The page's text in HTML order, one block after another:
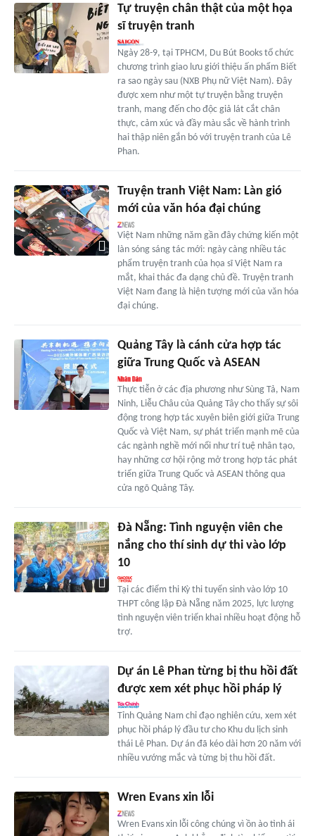
Tự truyện chân thật của một họa
sĩ truyện tranh
Ngày 28-9, tại TPHCM, Du Bút Books tổ chức
chương trình giao lưu giới thiệu ấn phẩm Biết
ra sao ngày sau (NXB Phụ nữ Việt Nam). Đây
được xem như một tự truyện bằng truyện
tranh, mang đến cho độc giả lát cắt chân
thực, cảm xúc và đầy màu sắc về hành trình
hai thập niên gắn bó với truyện tranh của Lê
Phan.
Truyện tranh Việt Nam: Làn gió
mới của văn hóa đại chúng
Việt Nam những năm gần đây chứng kiến một
làn sóng sáng tác mới: ngày càng nhiều tác
phẩm truyện tranh của họa sĩ Việt Nam ra
mắt, khai thác đa dạng chủ đề. Truyện tranh
Việt Nam đang là hiện tượng mới của văn hóa
đại chúng.
Quảng Tây là cánh cửa hợp tác
giữa Trung Quốc và ASEAN
Thực tiễn ở các địa phương như Sùng Tả, Nam
Ninh, Liễu Châu của Quảng Tây cho thấy sự sôi
động trong hợp tác xuyên biên giới giữa Trung
Quốc và Việt Nam, sự phát triển mạnh mẽ của
các ngành nghề mới nổi như trí tuệ nhân tạo,
hay những cơ hội rộng mở trong hợp tác phát
triển giữa Trung Quốc và ASEAN thông qua
cửa ngõ Quảng Tây.
Đà Nẵng: Tình nguyện viên che
nắng cho thí sinh dự thi vào lớp
10
Tại các điểm thi Kỳ thi tuyển sinh vào lớp 10
THPT công lập Đà Nẵng năm 2025, lực lượng
tình nguyện viên triển khai nhiều hoạt động hỗ
trợ.
Dự án Lê Phan từng bị thu hồi đất
được xem xét phục hồi pháp lý
Tỉnh Quảng Nam chỉ đạo nghiên cứu, xem xét
phục hồi pháp lý đầu tư cho Khu du lịch sinh
thái Lê Phan. Dự án đã kéo dài hơn 20 năm với
nhiều vướng mắc và từng bị thu hồi đất.
Wren Evans xin lỗi
Wren Evans xin lỗi công chúng vì ồn ào tình ái